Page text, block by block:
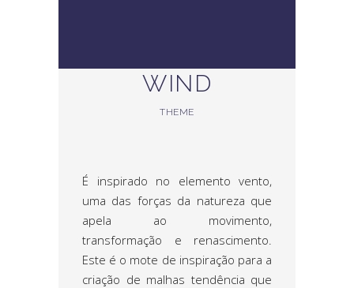
WIND
THEME
É inspirado no elemento vento,
uma das forças da natureza que
apela ao movimento,
transformação e renascimento.
Este é o mote de inspiração para a
criação de malhas tendência que